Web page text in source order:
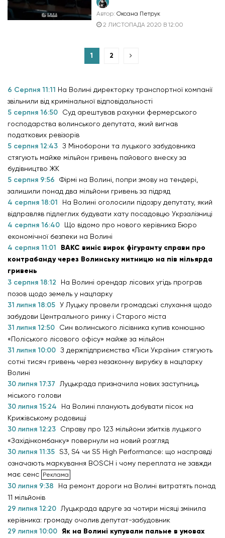
Автор: Оксана Петрук
2 ЛИСТОПАДА 2020 В 12:00
1 2
6 Серпня 11:11 На Волині директорку транспортної компанії
звільнили від кримінальної відповідальності
5 серпня 16:50
Суд арештував рахунки фермерського
господарства волинського депутата, який вигнав
податкових ревізорів
5 серпня 12:43 З Міноборони та луцького забудовника
стягують майже мільйон гривень пайового внеску за
будівництво ЖК
5 серпня 9:56
Фірмі на Волині, попри змову на тендері,
залишили понад два мільйони гривень за підряд
4 серпня 18:01
На Волині оголосили підозру депутату, який
відправляв підлеглих будувати хату посадовцю Укрзалізниці
4 серпня 16:40
Що відомо про нового керівника Бюро
економічної безпеки на Волині
4 серпня 11:01
ВАКС виніс вирок фігуранту справи про
контрабанду через Волинську митницю на пів мільярда
гривень
3 серпня 18:12
На Волині орендар лісових угідь програв
позов щодо земель у нацпарку
31 липня 18:05 У Луцьку провели громадські слухання щодо
забудови Центрального ринку і Старого міста
31 липня 12:50
Син волинського лісівника купив конюшню
«Поліського лісового офісу» майже за мільйон
31 липня 10:00 З держпідприємства «Ліси України» стягують
сотні тисяч гривень через незаконну вирубку в нацпарку
Волині
30 липня 17:37
Луцькрада призначила нових заступниць
міського голови
30 липня 15:24
На Волині планують добувати пісок на
Крижівському родовищі
30 липня 12:23
Справу про 123 мільйони збитків луцького
«Західінкомбанку» повернули на новий розгляд
30 липня 11:35 S3, S4 чи S5 High Performance: що насправді
означають маркування BOSCH і чому переплата не завжди
має сенс
30 липня 9:38
На ремонт дороги на Волині витратять понад
11 мільйонів
29 липня 12:20
Луцькрада вдруге за чотири місяці змінила
керівника: громаду очолив депутат-забудовник
29 липня 10:00 Як на Волині купували пальне в умовах